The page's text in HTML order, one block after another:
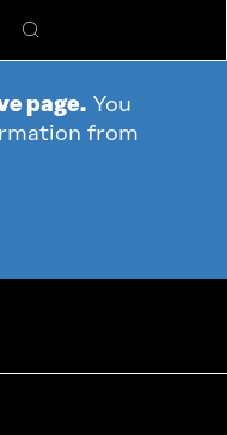
Search
page. You
from